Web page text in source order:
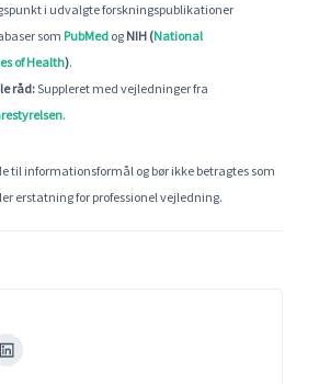
i udvalgte forskningspublikationer
som PubMed og NIH (National
of Health).
råd:Suppleret med vejledninger fra
.
til informationsformål og bør ikke betragtes som
erstatning for professionel vejledning.